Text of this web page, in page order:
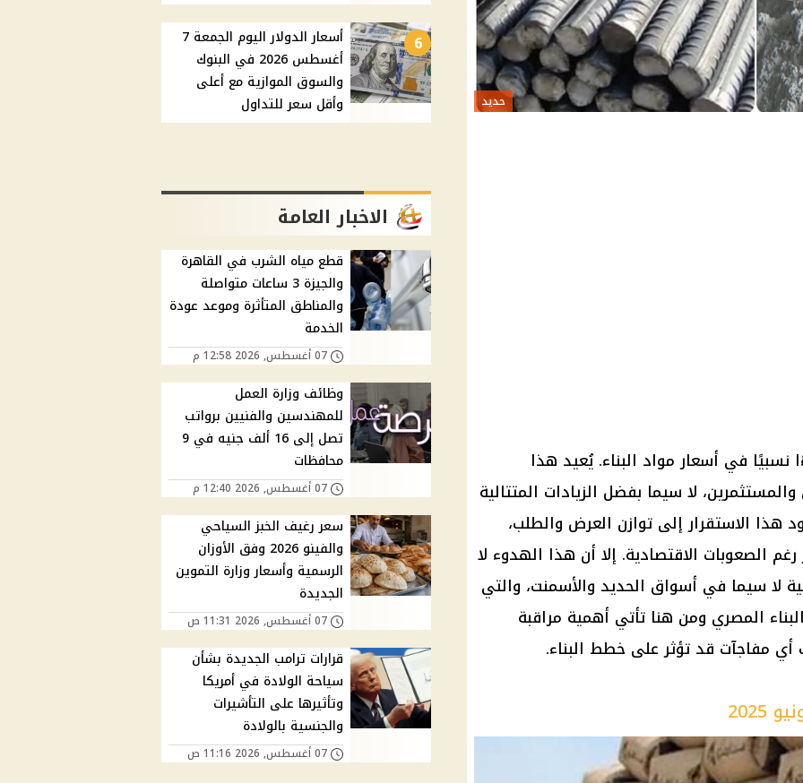
حديد
في أسعار مواد البناء. يُعيد هذا
لا سيما بفضل الزيادات المتتالية
هذا الاستقرار إلى توازن العرض والطلب،
الصعوبات الاقتصادية. إلا أن هذا الهدوء لا
لا سيما في أسواق الحديد والأسمنت، والتي
المصري ومن هنا تأتي أهمية مراقبة
أي مفاجآت قد تؤثر على خطط البناء.
6
أسعار الدولار اليوم الجمعة 7
أغسطس 2026 في البنوك
والسوق الموازية مع أعلى
وأقل سعر للتداول
الاخبار العامة
قطع مياه الشرب في القاهرة
والجيزة 3 ساعات متواصلة
والمناطق المتأثرة وموعد عودة
الخدمة
07 أغسطس, 2026 12:58 م
وظائف وزارة العمل
للمهندسين والفنيين برواتب
تصل إلى 16 ألف جنيه في 9
محافظات
07 أغسطس, 2026 12:40 م
سعر رغيف الخبز السياحي
والفينو 2026 وفق الأوزان
الرسمية وأسعار وزارة التموين
الجديدة
07 أغسطس, 2026 11:31 ص
قرارات ترامب الجديدة بشأن
سياحة الولادة في أمريكا
وتأثيرها على التأشيرات
والجنسية بالولادة
07 أغسطس, 2026 11:16 ص